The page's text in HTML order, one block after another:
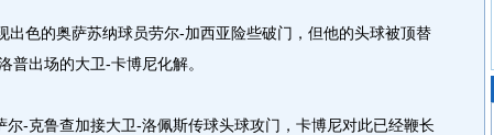
色的奥萨苏纳球员劳尔-加西亚险些破门，但他的头球被顶替
普出场的大卫-卡博尼化解。
-克鲁查加接大卫-洛佩斯传球头球攻门，卡博尼对此已经鞭长